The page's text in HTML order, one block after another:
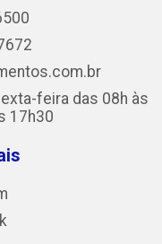
feira das 08h às
17h30